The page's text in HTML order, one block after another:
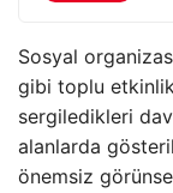
Sosyal
gibi toplu
sergiledikleri
alanlarda
önemsiz